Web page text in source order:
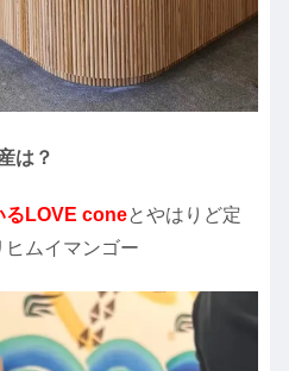
は？
るLOVE coneとやはりど定
ムイマンゴー